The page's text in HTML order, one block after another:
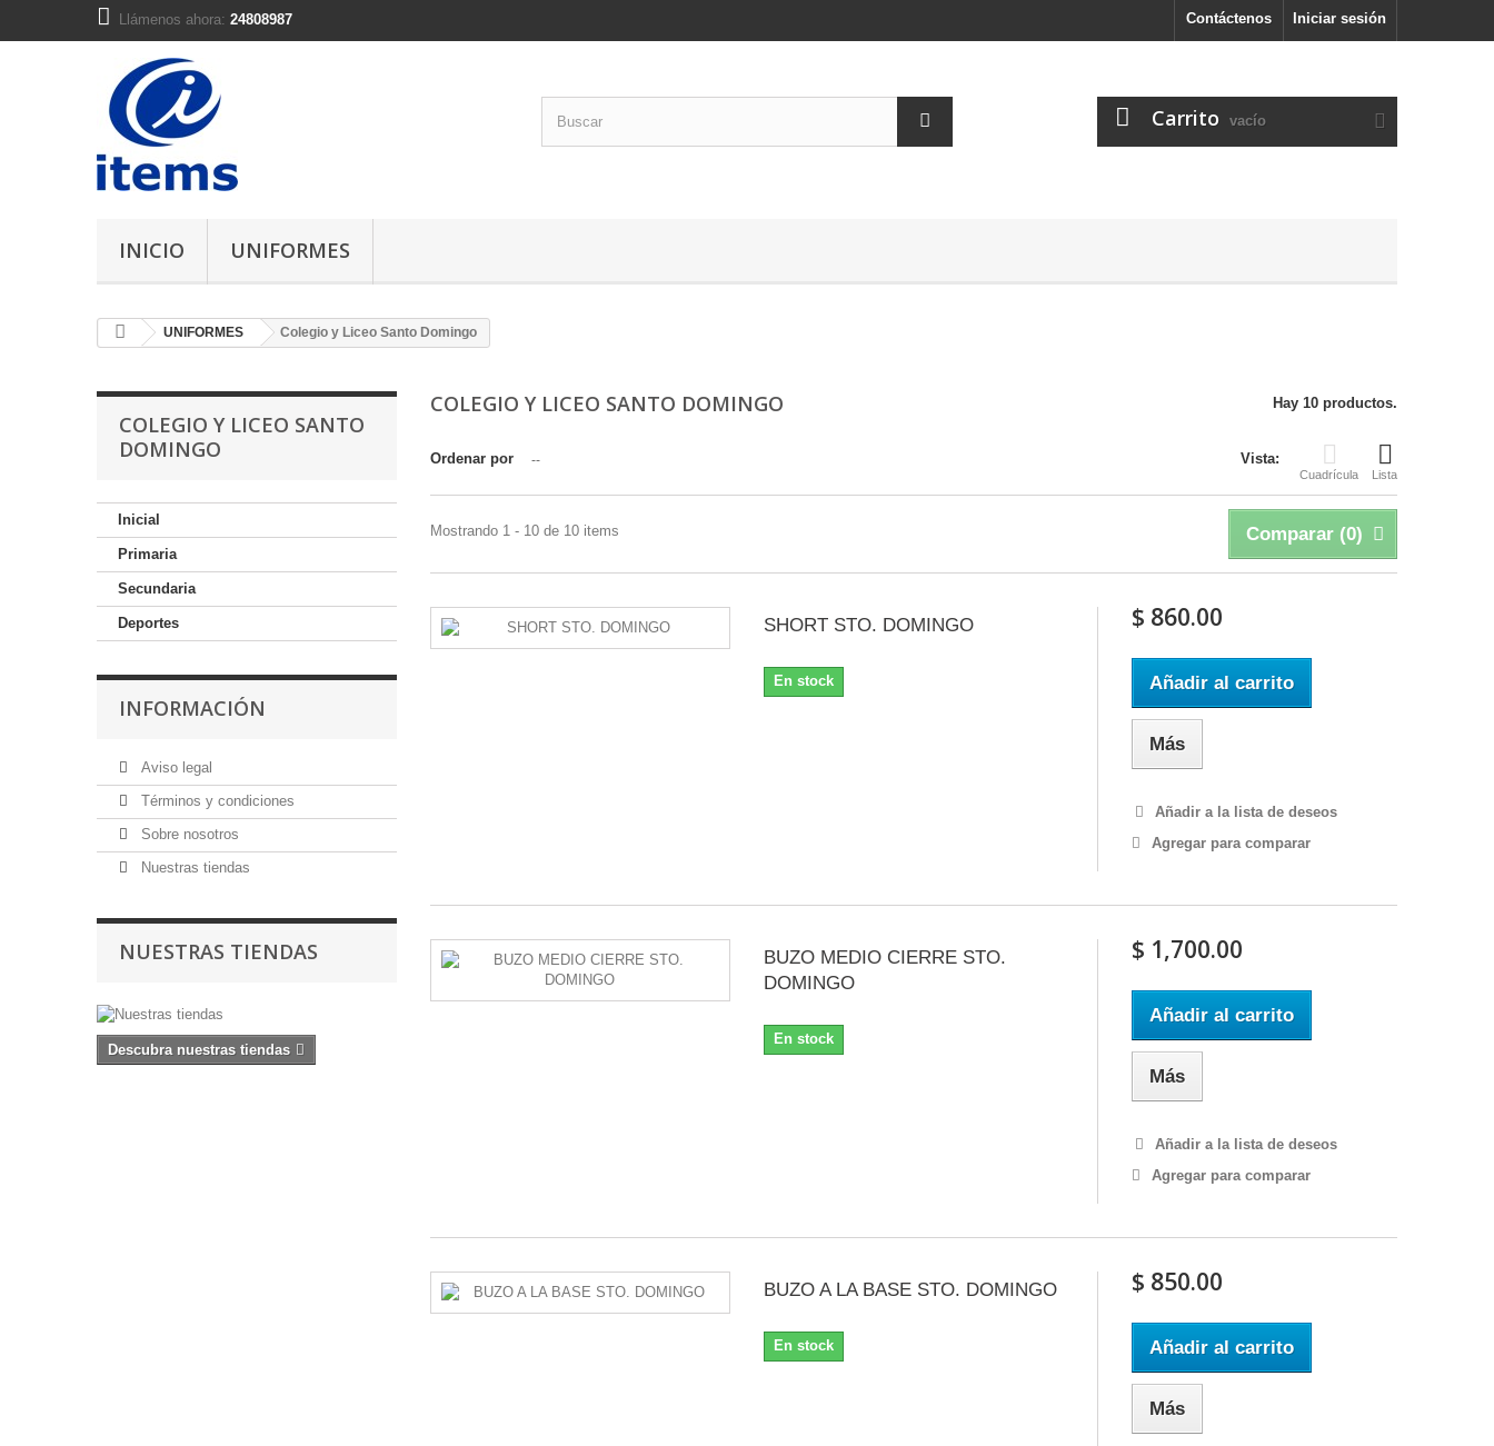
Iniciar sesión
Contáctenos
Llámenos ahora: 24808987
Carrito vacío
INICIO UNIFORMES
UNIFORMES Colegio y Liceo Santo Domingo
COLEGIO Y LICEO SANTO
DOMINGO
Inicial
Primaria
Secundaria
Deportes
INFORMACIÓN
Aviso legal
Términos y condiciones
Sobre nosotros
Nuestras tiendas
NUESTRAS TIENDAS
Descubra nuestras tiendas
COLEGIO Y LICEO SANTO DOMINGO Hay 10 productos.
Vista:
Cuadrícula Lista
Ordenar por --
Comparar (0)
Mostrando 1 - 10 de 10 items
SHORT STO. DOMINGO
En stock
$ 860.00
Añadir al carrito
Más
Añadir a la lista de deseos
Agregar para comparar
BUZO MEDIO CIERRE STO.
DOMINGO
En stock
$ 1,700.00
Añadir al carrito
Más
Añadir a la lista de deseos
Agregar para comparar
BUZO A LA BASE STO. DOMINGO
En stock
$ 850.00
Añadir al carrito
Más